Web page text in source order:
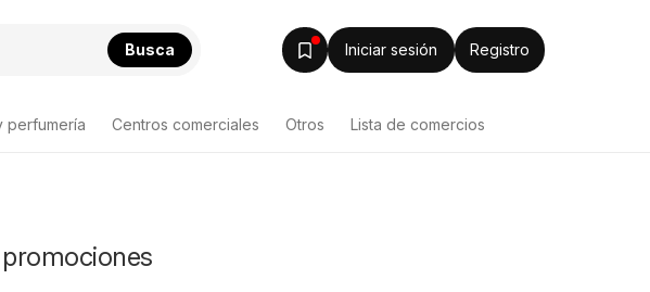
Busca Iniciar sesión Registro
perfumería Centros comerciales Otros Lista de comercios